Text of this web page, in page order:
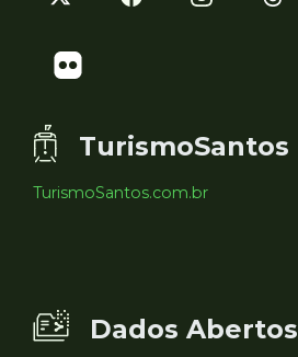
TurismoSantos
TurismoSantos.com.br
Dados Abertos